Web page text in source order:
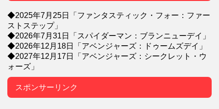
◆2025年7月25日「ファンタスティック・フォー：ファー
ストステップ」
◆2026年7月31日「スパイダーマン：ブランニューデイ」
◆2026年12月18日「アベンジャーズ：ドゥームズデイ」
◆2027年12月17日「アベンジャーズ：シークレット・ウ
ォーズ」
スポンサーリンク